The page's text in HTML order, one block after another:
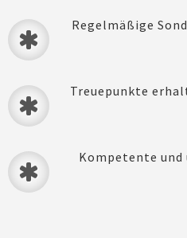
Regelmäßige
Treuepunkte
Kompetente und